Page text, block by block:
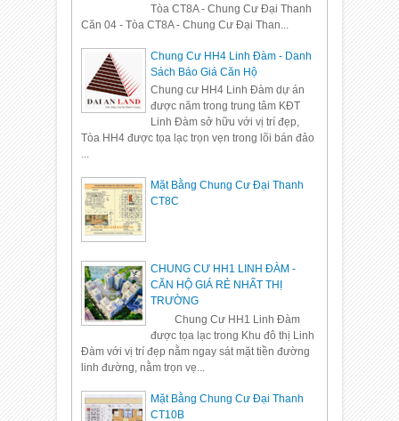
Tòa CT8A - Chung Cư Đại Thanh
Căn 04 - Tòa CT8A - Chung Cư Đại Than...
Chung Cư HH4 Linh Đàm - Danh
Sách Báo Giá Căn Hộ
Chung cư HH4 Linh Đàm dự án
được năm trong trung tâm KĐT
Linh Đàm sở hữu với vị trí đẹp,
Tòa HH4 được tọa lạc trọn vẹn trong lõi bán đảo
...
Mặt Bằng Chung Cư Đại Thanh
CT8C
CHUNG CƯ HH1 LINH ĐÀM -
CĂN HỘ GIÁ RẺ NHẤT THỊ
TRƯỜNG
Chung Cư HH1 Linh Đàm
được tọa lạc trong Khu đô thị Linh
Đàm với vị trí đẹp nằm ngay sát mặt tiền đường
linh đường, nằm trọn vẹ...
Mặt Bằng Chung Cư Đại Thanh
CT10B